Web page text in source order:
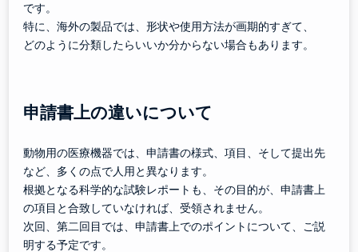
です。
特に、海外の製品では、形状や使用方法が画期的すぎて、
どのように分類したらいいか分からない場合もあります。
申請書上の違いについて
動物用の医療機器では、申請書の様式、項目、そして提出先
など、多くの点で人用と異なります。
根拠となる科学的な試験レポートも、その目的が、申請書上
の項目と合致していなければ、受領されません。
次回、第二回目では、申請書上でのポイントについて、ご説
明する予定です。